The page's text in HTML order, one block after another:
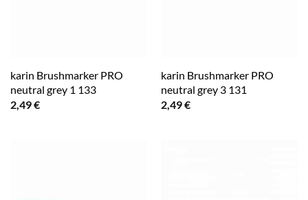
karin Brushmarker PRO
neutral grey 1 133
2,49€
karin Brushmarker PRO
neutral grey 3 131
2,49€